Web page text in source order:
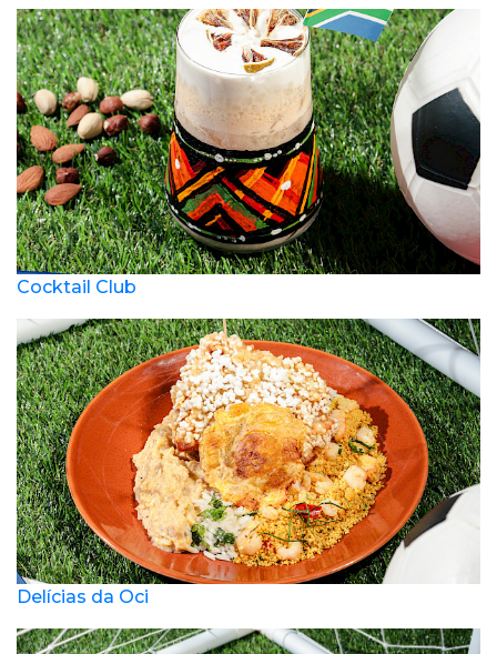
Cocktail Club
Delícias da Oci